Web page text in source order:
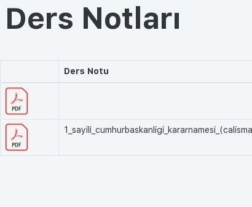
Ders Notları
Ders Notu